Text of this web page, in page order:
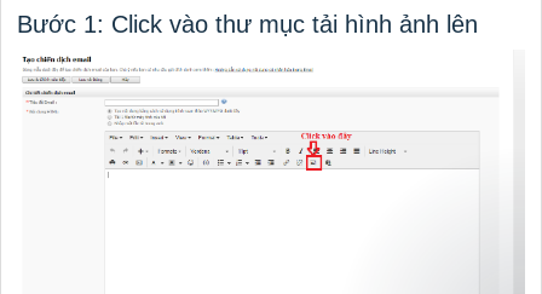
Bước 1: Click vào thư mục tải hình ảnh lên